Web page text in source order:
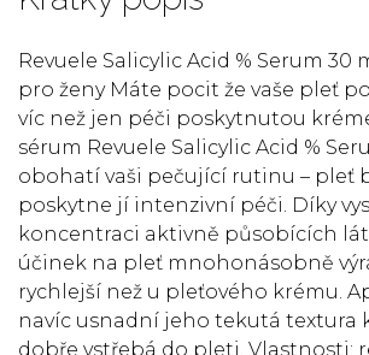
Revuele Salicylic Acid % Serum 30
pro ženy Máte pocit že vaše pleť
víc než jen péči poskytnutou
sérum Revuele Salicylic Acid %
obohatí vaši pečující rutinu – pleť
poskytne jí intenzivní péči. Díky
koncentraci aktivně působících
účinek na pleť mnohonásobně
rychlejší než u pleťového krému.
navíc usnadní jeho tekutá textura
dobře vstřebá do pleti. Vlastnosti: